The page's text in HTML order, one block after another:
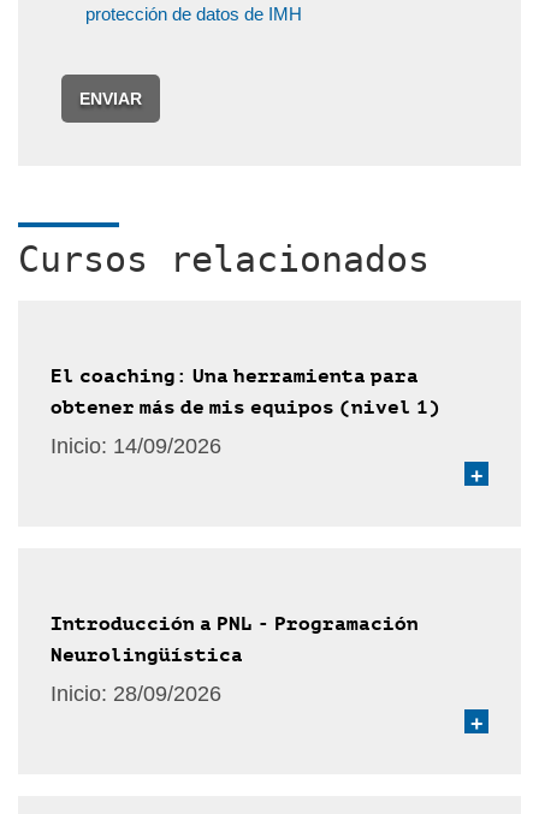
protección de datos de IMH
ENVIAR
Cursos relacionados
El coaching: Una herramienta para
obtener más de mis equipos (nivel 1)
Inicio: 14/09/2026
+
Introducción a PNL - Programación
Neurolingüística
Inicio: 28/09/2026
+